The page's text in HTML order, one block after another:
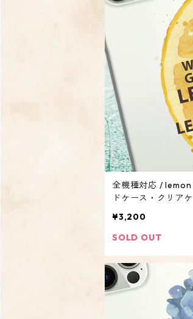
全機種対応 /
ドケース・クリア
¥3,200
SOLD OUT